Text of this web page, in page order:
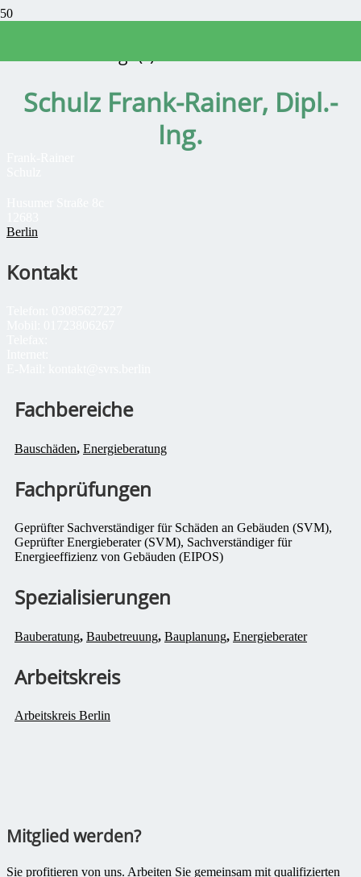
Schulz Frank-Rainer, Dipl.-
Ing.
Berlin
Kontakt
Fachbereiche
Bauschäden, Energieberatung
Fachprüfungen
Geprüfter Sachverständiger für Schäden an Gebäuden (SVM),
Geprüfter Energieberater (SVM), Sachverständiger für
Energieeffizienz von Gebäuden (EIPOS)
Spezialisierungen
Bauberatung, Baubetreuung, Bauplanung, Energieberater
Arbeitskreis
Arbeitskreis Berlin
Mitglied werden?
Sie profitieren von uns. Arbeiten Sie gemeinsam mit qualifizierten